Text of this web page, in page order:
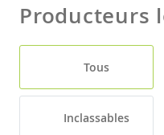
Producteurs
Tous
Inclassables